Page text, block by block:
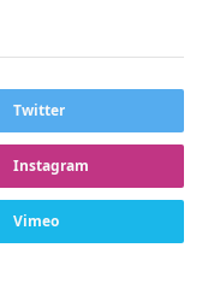
Twitter
Instagram
Vimeo